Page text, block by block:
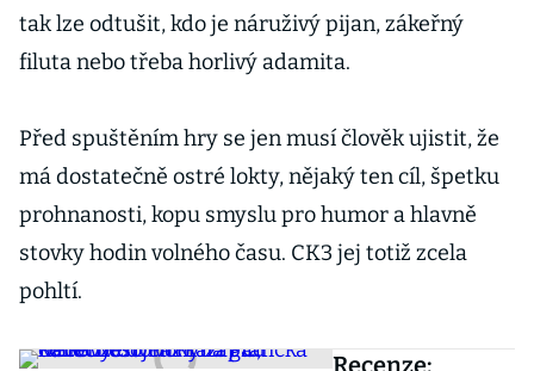
tak lze odtušit, kdo je náruživý pijan, zákeřný
filuta nebo třeba horlivý adamita.
Před spuštěním hry se jen musí člověk ujistit, že
má dostatečně ostré lokty, nějaký ten cíl, špetku
prohnanosti, kopu smyslu pro humor a hlavně
stovky hodin volného času. CK3 jej totiž zcela
pohltí.
Recenze: